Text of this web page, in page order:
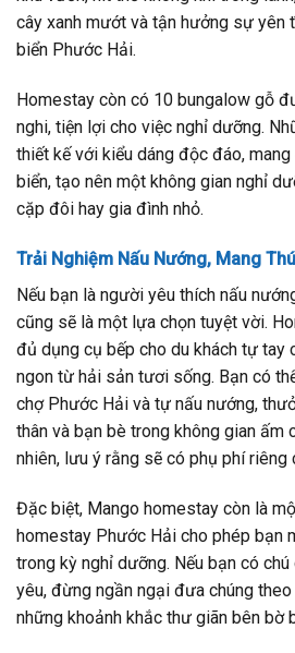
cây xanh mướt và tận hưởng sự yên
biển Phước Hải.
Homestay còn có 10 bungalow gỗ
nghi, tiện lợi cho việc nghỉ dưỡng.
thiết kế với kiểu dáng độc đáo,
biển, tạo nên một không gian nghỉ
cặp đôi hay gia đình nhỏ.
Trải Nghiệm Nấu Nướng, Mang
Nếu bạn là người yêu thích nấu
cũng sẽ là một lựa chọn tuyệt vời.
đủ dụng cụ bếp cho du khách tự tay
ngon từ hải sản tươi sống. Bạn có
chợ Phước Hải và tự nấu nướng,
thân và bạn bè trong không gian ấm
nhiên, lưu ý rằng sẽ có phụ phí riêng
Đặc biệt, Mango homestay còn là
homestay Phước Hải cho phép bạn
trong kỳ nghỉ dưỡng. Nếu bạn có
yêu, đừng ngần ngại đưa chúng
những khoảnh khắc thư giãn bên bờ